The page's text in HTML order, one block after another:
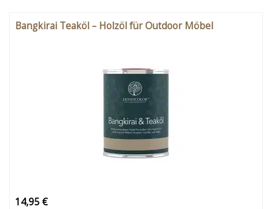
Bangkirai Teaköl – Holzöl für Outdoor Möbel
14,95 €